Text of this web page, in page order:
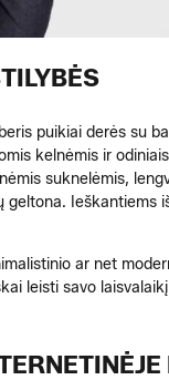
puikiai derės su
kelnėmis ir
suknelėmis,
Ieškantiems
ar net
leisti savo